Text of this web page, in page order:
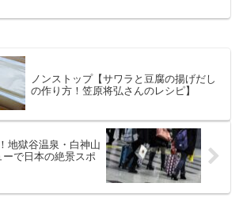
ノンストップ【サワラと豆腐の揚げだし
の作り方！笠原将弘さんのレシピ】
地獄谷温泉・白神山
で日本の絶景スポ